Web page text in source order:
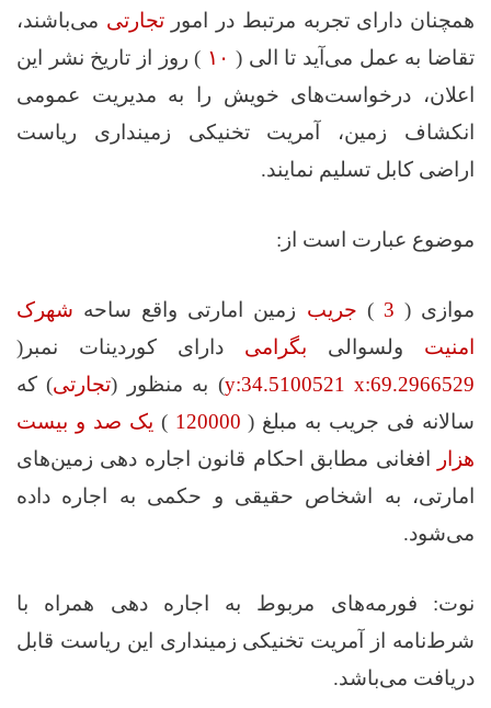
همچنان دارای تجربه مرتبط در امورتجارتی می‌باشند،
تقاضا به عمل می‌آید تا الی ( ۱۰ ) روز از تاریخ نشر این
اعلان، درخواست‌های خویش را به مدیریت عمومی
انکشاف زمین، آمریت تخنیکی زمینداری ریاست
اراضی کابل تسلیم نمایند.
موضوع عبارت است از:
موازی ( 3
) جریب زمین امارتی واقع ساحه شهرک
امنیت ولسوالی بگرامی دارای کوردینات نمبر(
y:34.5100521 x:69.2966529) به منظور (تجارتی) که
سالانه فی جریب به مبلغ ( 120000
) یک صد و بیست
هزار
افغانی مطابق احکام قانون اجاره‌ دهی زمین‌های
امارتی، به اشخاص حقیقی و حکمی به اجاره داده
می‌شود.
نوت: فورمه‌های مربوط به اجاره‌ دهی همراه با
شرط‌نامه از آمریت تخنیکی زمینداری این ریاست قابل
دریافت می‌باشد.